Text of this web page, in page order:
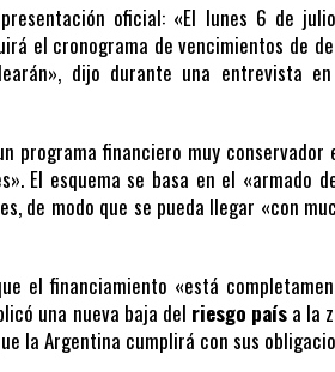
oficial: «El lunes 6 de
el cronograma de vencimientos de
dijo durante una entrevista
programa financiero muy conservador
El esquema se basa en el «armado
de modo que se pueda llegar «con
el financiamiento «está
una nueva baja del riesgo país a la
la Argentina cumplirá con sus